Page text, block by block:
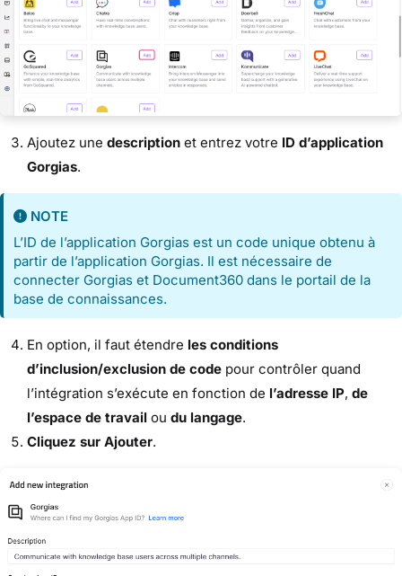
Ajoutez une description et entrez votre ID d’application
Gorgias.
NOTE
L’ID de l’application Gorgias est un code unique obtenu à
partir de l’application Gorgias. Il est nécessaire de
connecter Gorgias et Document360 dans le portail de la
base de connaissances.
En option, il faut étendre les conditions
d’inclusion/exclusion de code pour contrôler quand
l’intégration s’exécute en fonction de l’adresse IP, de
l’espace de travail ou du langage.
Cliquez sur Ajouter.